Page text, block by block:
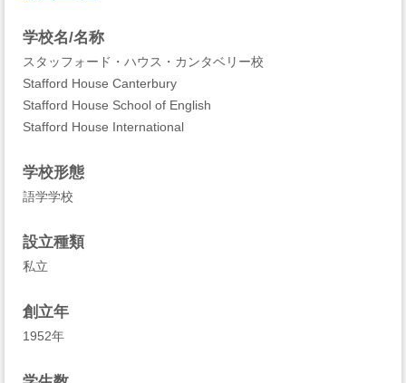
学校名/名称
スタッフォード・ハウス・カンタベリー校
Stafford House Canterbury
Stafford House School of English
Stafford House International
学校形態
語学学校
設立種類
私立
創立年
1952年